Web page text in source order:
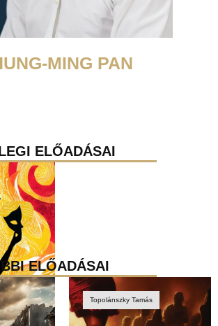
MING PAN
ELŐADÁSAI
ELŐADÁSAI
Topolánszky Tamás